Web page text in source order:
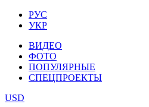
РУС
УКР
ВИДЕО
ФОТО
ПОПУЛЯРНЫЕ
СПЕЦПРОЕКТЫ
USD